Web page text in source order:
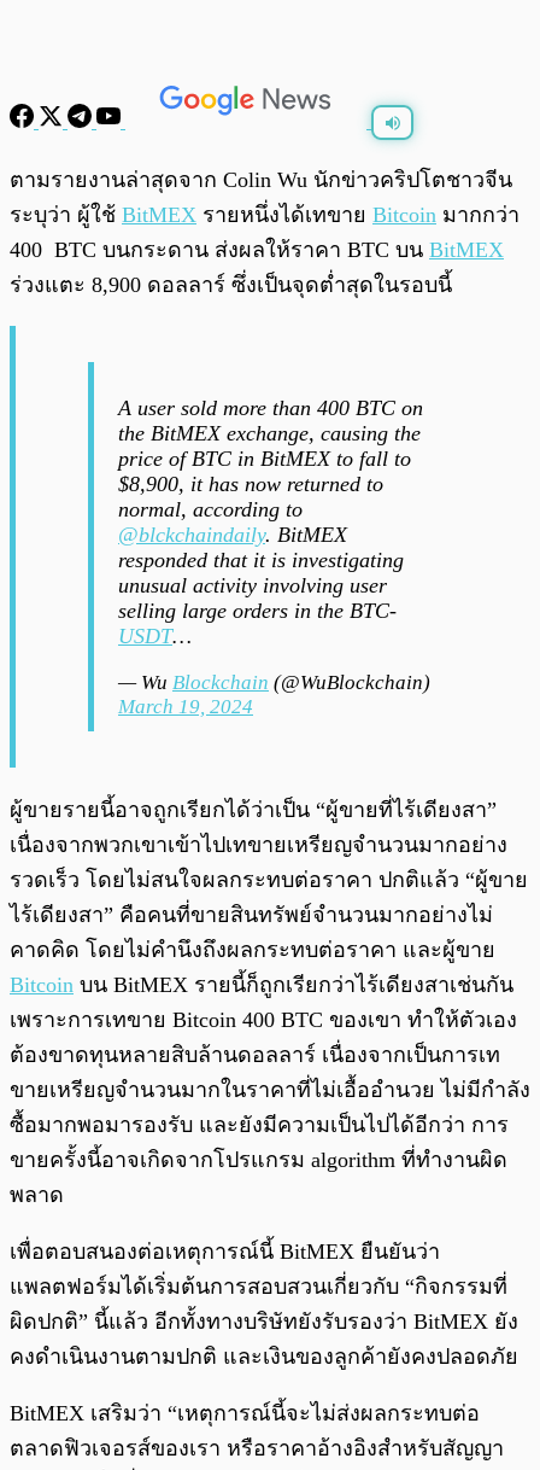
0:00
ตามรายงานล่าสุดจาก Colin Wu นักข่าวคริปโตชาวจีน
ระบุว่า ผู้ใช้ BitMEX รายหนึ่งได้เทขาย Bitcoin มากกว่า
400 BTC บนกระดาน ส่งผลให้ราคา BTC บน BitMEX
ร่วงแตะ 8,900 ดอลลาร์ ซึ่งเป็นจุดต่ำสุดในรอบนี้
A user sold more than 400 BTC on
the BitMEX exchange, causing the
price of BTC in BitMEX to fall to
$8,900, it has now returned to
normal, according to
@blckchaindaily. BitMEX
responded that it is investigating
unusual activity involving user
selling large orders in the BTC-
USDT…
— Wu Blockchain (@WuBlockchain)
March 19, 2024
ผู้ขายรายนี้อาจถูกเรียกได้ว่าเป็น “ผู้ขายที่ไร้เดียงสา”
เนื่องจากพวกเขาเข้าไปเทขายเหรียญจำนวนมากอย่าง
รวดเร็ว โดยไม่สนใจผลกระทบต่อราคา ปกติแล้ว “ผู้ขาย
ไร้เดียงสา” คือคนที่ขายสินทรัพย์จำนวนมากอย่างไม่
คาดคิด โดยไม่คำนึงถึงผลกระทบต่อราคา และผู้ขาย
Bitcoin บน BitMEX รายนี้ก็ถูกเรียกว่าไร้เดียงสาเช่นกัน
เพราะการเทขาย Bitcoin 400 BTC ของเขา ทำให้ตัวเอง
ต้องขาดทุนหลายสิบล้านดอลลาร์ เนื่องจากเป็นการเท
ขายเหรียญจำนวนมากในราคาที่ไม่เอื้ออำนวย ไม่มีกำลัง
ซื้อมากพอมารองรับ และยังมีความเป็นไปได้อีกว่า การ
ขายครั้งนี้อาจเกิดจากโปรแกรม algorithm ที่ทำงานผิด
พลาด
เพื่อตอบสนองต่อเหตุการณ์นี้ BitMEX ยืนยันว่า
แพลตฟอร์มได้เริ่มต้นการสอบสวนเกี่ยวกับ “กิจกรรมที่
ผิดปกติ” นี้แล้ว อีกทั้งทางบริษัทยังรับรองว่า BitMEX ยัง
คงดำเนินงานตามปกติ และเงินของลูกค้ายังคงปลอดภัย
BitMEX เสริมว่า “เหตุการณ์นี้จะไม่ส่งผลกระทบต่อ
ตลาดฟิวเจอรส์ของเรา หรือราคาอ้างอิงสำหรับสัญญา